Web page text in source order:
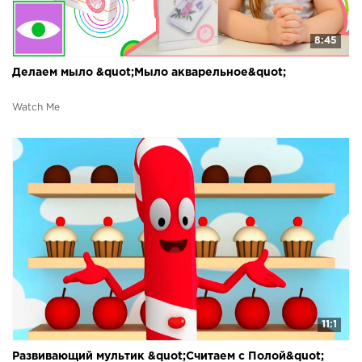
8:45
Делаем мыло &quot;Мыло акварельное&quot;
Watch Me
11:1
Развивающий мультик &quot;Считаем с Полой&quot;